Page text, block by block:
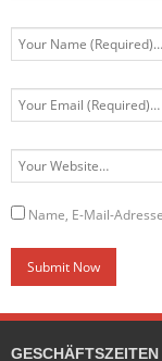
Name, E-Mail-